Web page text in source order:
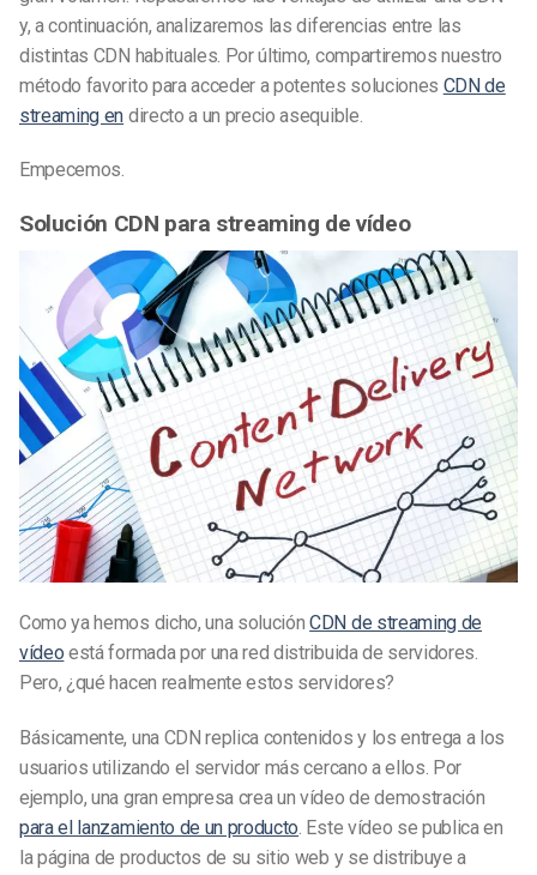
y, a continuación, analizaremos las diferencias entre las
distintas CDN habituales. Por último, compartiremos nuestro
método favorito para acceder a potentes soluciones CDN de
streaming en directo a un precio asequible.
Empecemos.
Solución CDN para streaming de vídeo
Como ya hemos dicho, una soluciónCDN de streaming de
vídeo está formada por una red distribuida de servidores.
Pero, ¿qué hacen realmente estos servidores?
Básicamente, una CDN replica contenidos y los entrega a los
usuarios utilizando el servidor más cercano a ellos. Por
ejemplo, una gran empresa crea un vídeo de demostración
para el lanzamiento de un producto . Este vídeo se publica en
la página de productos de su sitio web y se distribuye a